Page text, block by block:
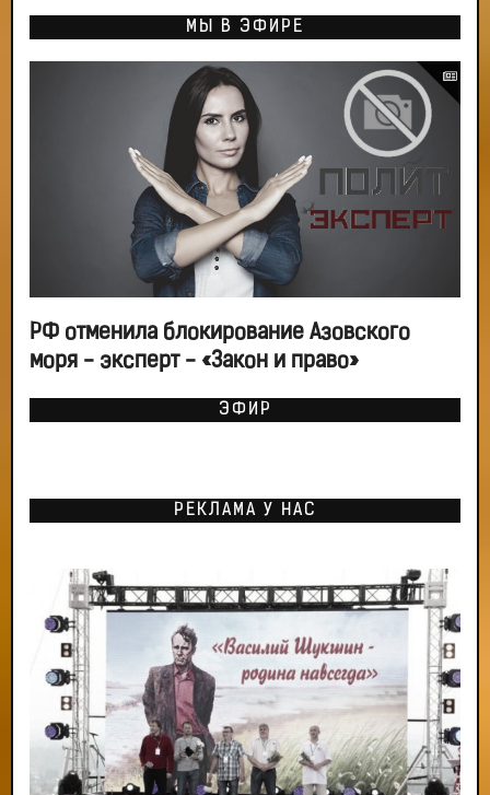
МЫ В ЭФИРЕ
РФ отменила блокирование Азовского
моря - эксперт - «Закон и право»
ЭФИР
РЕКЛАМА У НАС